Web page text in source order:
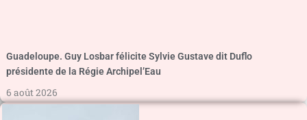
Guadeloupe. Guy Losbar félicite Sylvie Gustave dit Duflo
présidente de la Régie Archipel’Eau
6 août 2026